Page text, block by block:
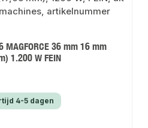
36 mm 16 mm
1.200 W FEIN
4-5 dagen